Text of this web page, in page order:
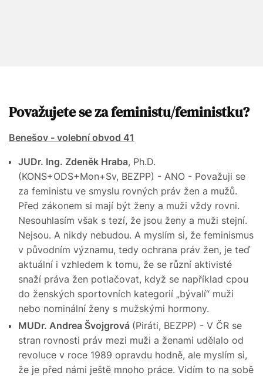
Považujete se za feministu/feministku?
Benešov - volební obvod 41
JUDr. Ing. Zdeněk Hraba, Ph.D.
(KONS+ODS+Mon+Sv, BEZPP) - ANO - Považuji se
za feministu ve smyslu rovných práv žen a mužů.
Před zákonem si mají být ženy a muži vždy rovni.
Nesouhlasím však s tezí, že jsou ženy a muži stejní.
Nejsou. A nikdy nebudou. A myslím si, že feminismus
v původním významu, tedy ochrana práv žen, je teď
aktuální i vzhledem k tomu, že se různí aktivisté
snaží práva žen potlačovat, když se například cpou
do ženských sportovních kategorií „bývalí“ muži
nebo nominální ženy s mužskými hormony.
MUDr. Andrea Švojgrová (Piráti, BEZPP) - V ČR se
stran rovnosti práv mezi muži a ženami udělalo od
revoluce v roce 1989 opravdu hodně, ale myslím si,
že je před námi ještě mnoho práce. Vidím to na sobě